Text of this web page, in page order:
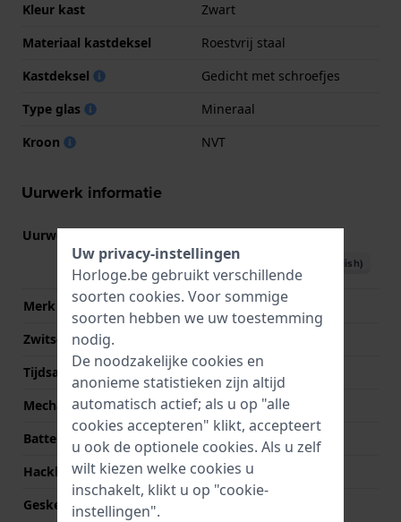
Kleur kast
Zwart
Materiaal kastdeksel
Roestvrij staal
Kastdeksel
Gedicht met schroefjes
Type glas
Mineraal
Kroon
NVT
Uurwerk informatie
Uurwerk nr.
Download handboek (English)
Merk uurwerk
Casio
Zwitsers uurwerk
Tijdsaanduiding
Mechanisme
Quartz
Batterij
Renata CR2025 Batterij
Hackbaar
Nee
Geskeletonneerd
Uw privacy-instellingen
Horloge.be gebruikt verschillende
soorten cookies. Voor sommige
soorten hebben we uw toestemming
nodig.
De noodzakelijke cookies en
anonieme statistieken zijn altijd
automatisch actief; als u op "alle
cookies accepteren" klikt, accepteert
u ook de optionele cookies. Als u zelf
wilt kiezen welke cookies u
inschakelt, klikt u op "cookie-
instellingen".